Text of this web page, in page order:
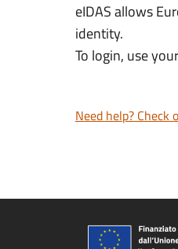
eIDAS allows
identity.
To login, use
Need help? Check